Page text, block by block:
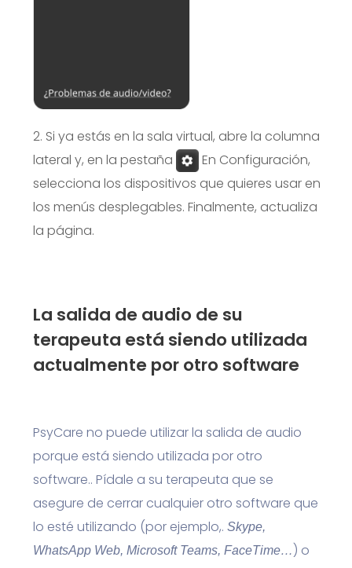
2. Si ya estás en la sala virtual, abre la columna
lateral y, en la pestaña
En Configuración,
selecciona los dispositivos que quieres usar en
los menús desplegables. Finalmente, actualiza
la página.
La salida de audio de su
terapeuta está siendo utilizada
actualmente por otro software
PsyCare no puede utilizar la salida de audio
porque está siendo utilizada por otro
software.. Pídale a su terapeuta que se
asegure de cerrar cualquier otro software que
lo esté utilizando (por ejemplo,. Skype,
WhatsApp Web, Microsoft Teams, FaceTime…) o